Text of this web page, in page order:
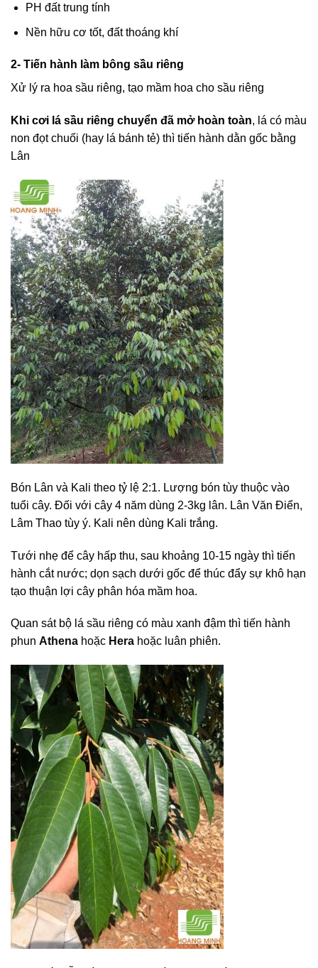
PH đất trung tính
Nền hữu cơ tốt, đất thoáng khí
2- Tiến hành làm bông sầu riêng
Xử lý ra hoa sầu riêng, tạo mầm hoa cho sầu riêng
Khi cơi lá sầu riêng chuyển đã mở hoàn toàn, lá có màu
non đọt chuối (hay lá bánh tẻ) thì tiến hành dằn gốc bằng
Lân
Bón Lân và Kali theo tỷ lệ 2:1. Lượng bón tùy thuộc vào
tuổi cây. Đối với cây 4 năm dùng 2-3kg lân. Lân Văn Điển,
Lâm Thao tùy ý. Kali nên dùng Kali trắng.
Tưới nhẹ để cây hấp thu, sau khoảng 10-15 ngày thì tiến
hành cắt nước; dọn sạch dưới gốc để thúc đẩy sự khô hạn
tạo thuận lợi cây phân hóa mầm hoa.
Quan sát bộ lá sầu riêng có màu xanh đậm thì tiến hành
phun Athena hoặc Hera hoặc luân phiên.